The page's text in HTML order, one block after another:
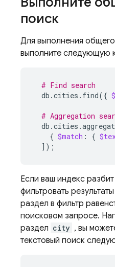
поиск
Для выполнения
выполните следующую
# Find search
db.cities.find({
# Aggregation
{ $match : {
]) ;
Если ваш индекс
фильтровать
раздел в фильтр
поисковом запросе.
раздел city , вы
текстовый поиск